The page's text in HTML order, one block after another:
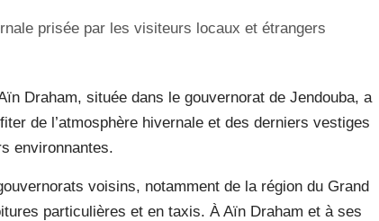
Draham, située dans le gouvernorat de Jendouba, a
de l’atmosphère hivernale et des derniers vestiges
environnantes.
voisins, notamment de la région du Grand
particulières et en taxis. À Aïn Draham et à ses